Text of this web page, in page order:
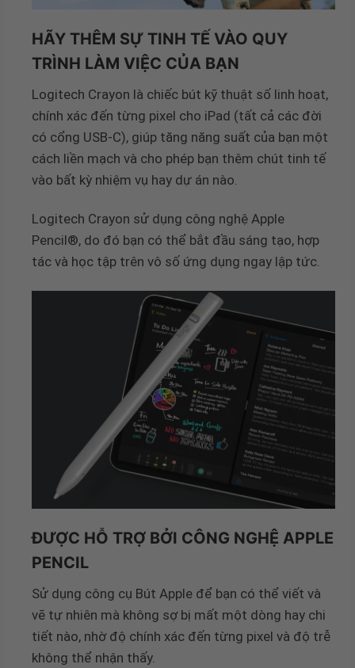
HÃY THÊM SỰ TINH TẾ VÀO QUY
TRÌNH LÀM VIỆC CỦA BẠN
Logitech Crayon là chiếc bút kỹ thuật số linh hoạt,
chính xác đến từng pixel cho iPad (tất cả các đời
có cổng USB-C), giúp tăng năng suất của bạn một
cách liền mạch và cho phép bạn thêm chút tinh tế
vào bất kỳ nhiệm vụ hay dự án nào.
Logitech Crayon sử dụng công nghệ Apple
Pencil®, do đó bạn có thể bắt đầu sáng tạo, hợp
tác và học tập trên vô số ứng dụng ngay lập tức.
ĐƯỢC HỖ TRỢ BỞI CÔNG NGHỆ APPLE
PENCIL
Sử dụng công cụ Bút Apple để bạn có thể viết và
vẽ tự nhiên mà không sợ bị mất một dòng hay chi
tiết nào, nhờ độ chính xác đến từng pixel và độ trễ
không thể nhận thấy.